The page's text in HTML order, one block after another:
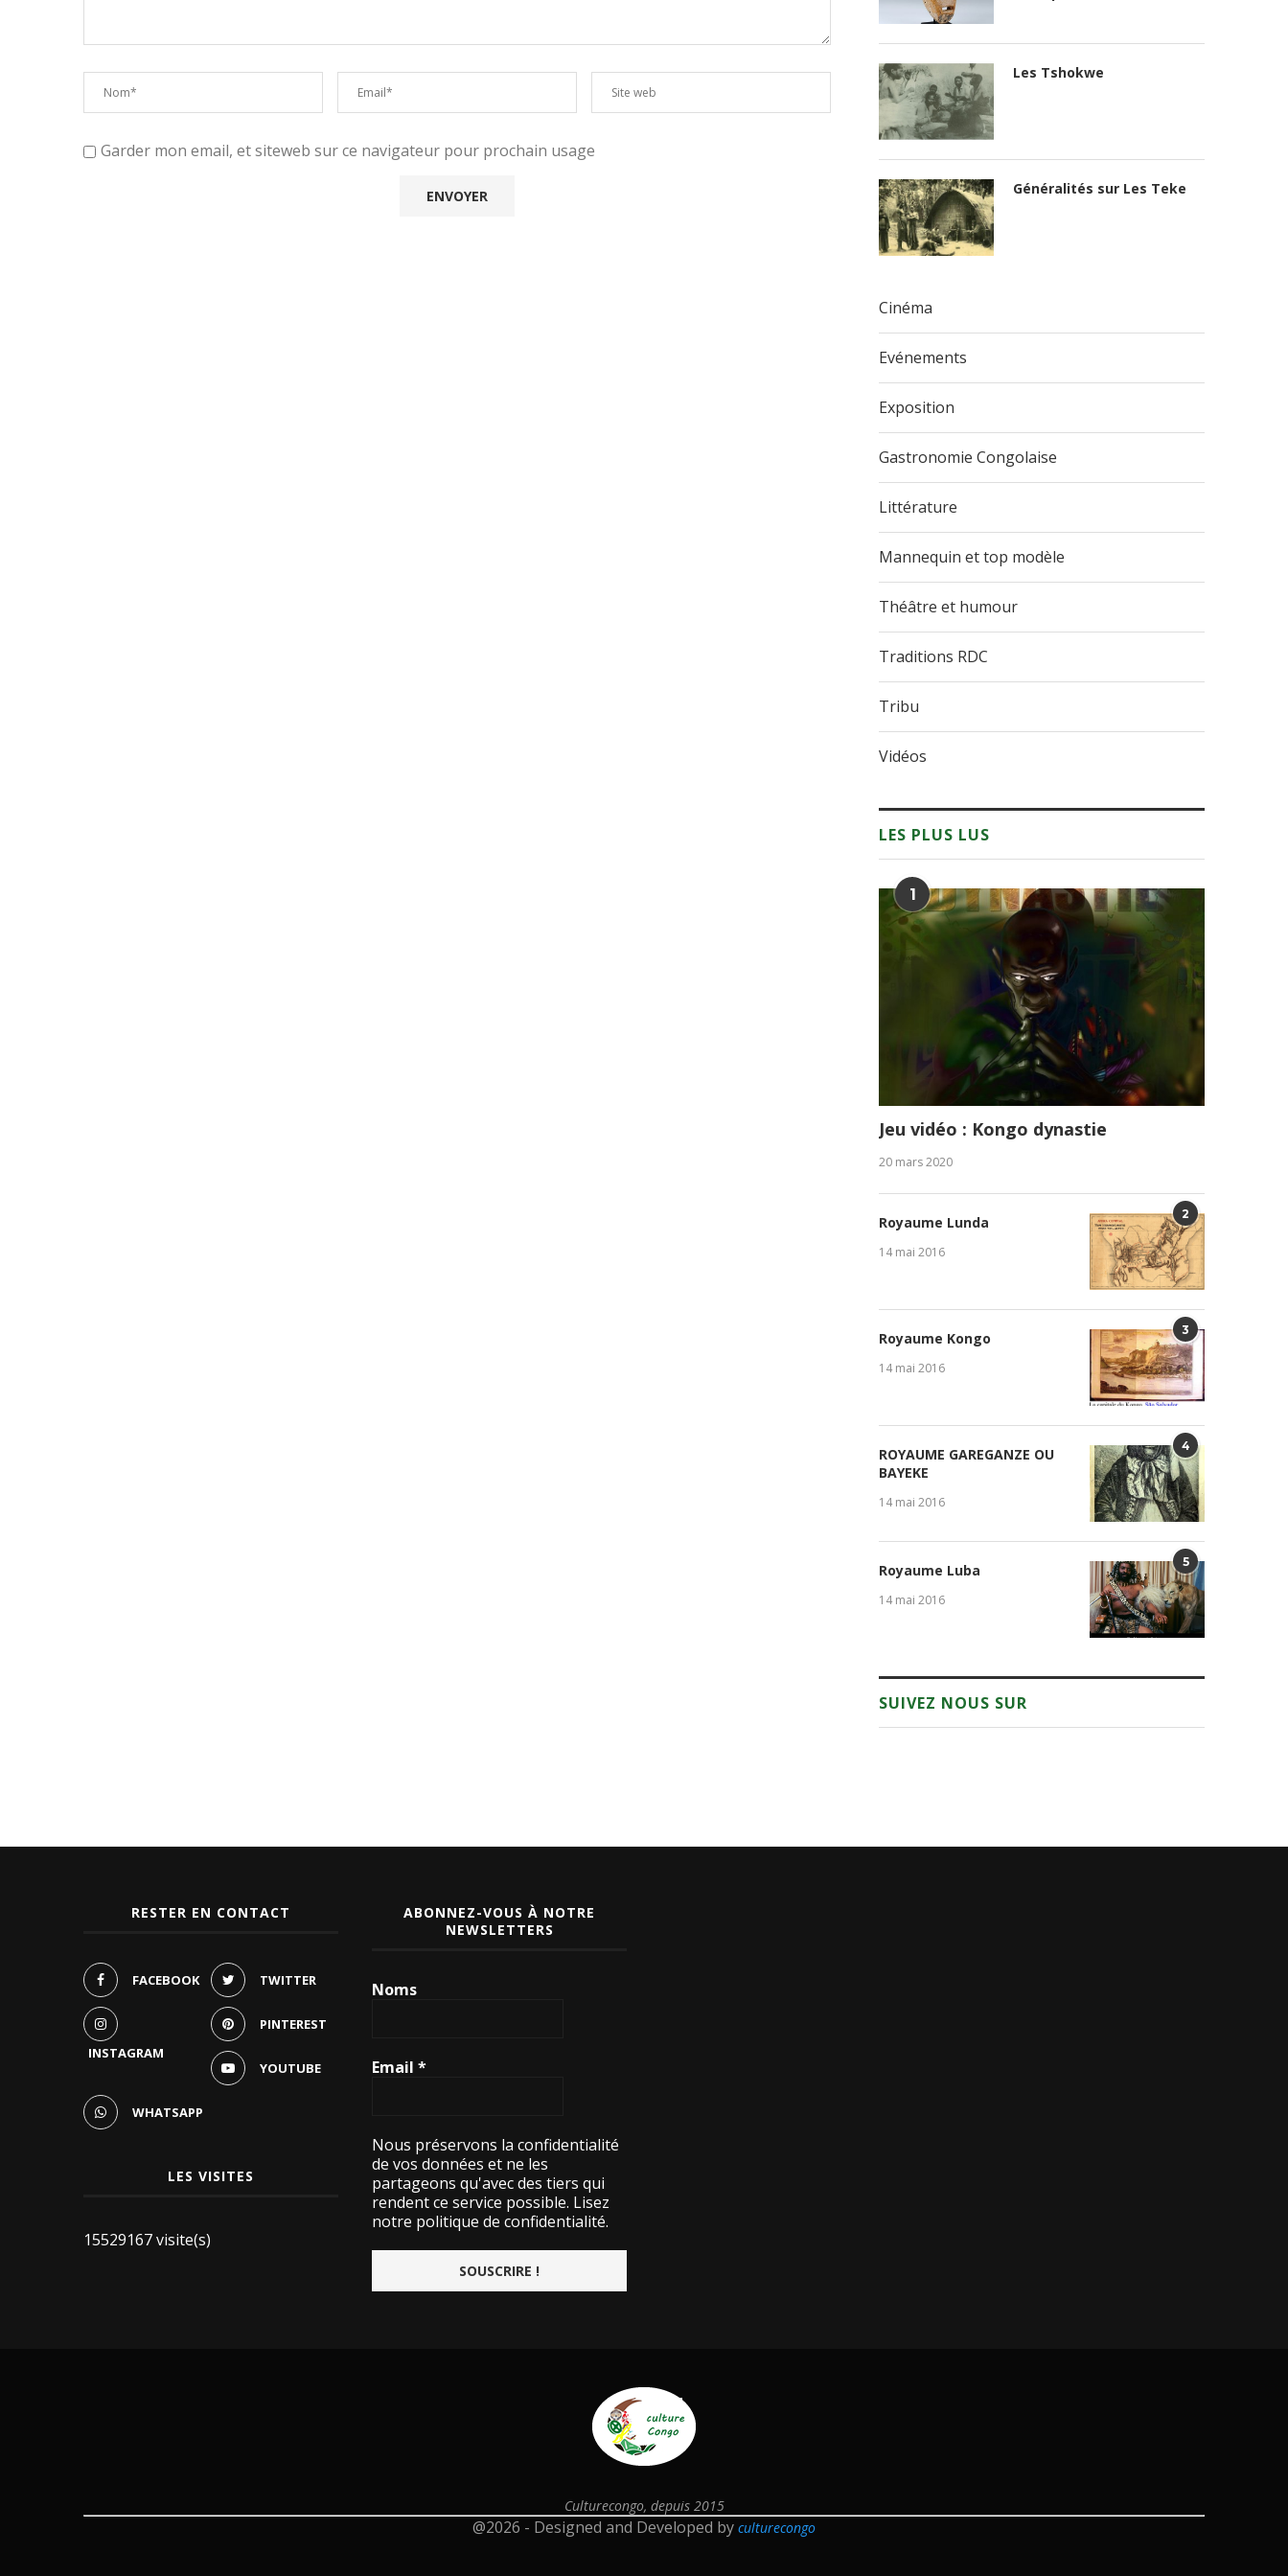
Garder mon email, et siteweb sur ce navigateur pour prochain usage
Les Tshokwe
Généralités sur Les Teke
Cinéma
Evénements
Exposition
Gastronomie Congolaise
Littérature
Mannequin et top modèle
Théâtre et humour
Traditions RDC
Tribu
Vidéos
LES PLUS LUS
1
Jeu vidéo : Kongo dynastie
20 mars 2020
2
Royaume Lunda
14 mai 2016
3
Royaume Kongo
14 mai 2016
4
ROYAUME GAREGANZE OU
BAYEKE
14 mai 2016
5
Royaume Luba
14 mai 2016
SUIVEZ NOUS SUR
RESTER EN CONTACT
FACEBOOK TWITTER
INSTAGRAM
PINTEREST
YOUTUBE
WHATSAPP
LES VISITES
15529167 visite(s)
ABONNEZ-VOUS À NOTRE
NEWSLETTERS
Noms
Email*
Nous préservons la confidentialité
de vos données et ne les
partageons qu'avec des tiers qui
rendent ce service possible. Lisez
notre politique de confidentialité.
Culturecongo, depuis 2015
@2026 - Designed and Developed by culturecongo